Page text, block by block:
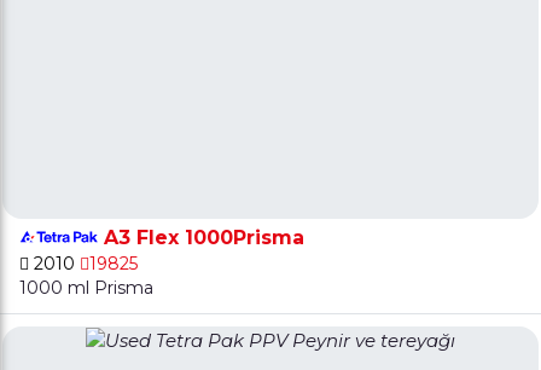
A3 Flex 1000Prisma
2010
19825
1000 ml Prisma